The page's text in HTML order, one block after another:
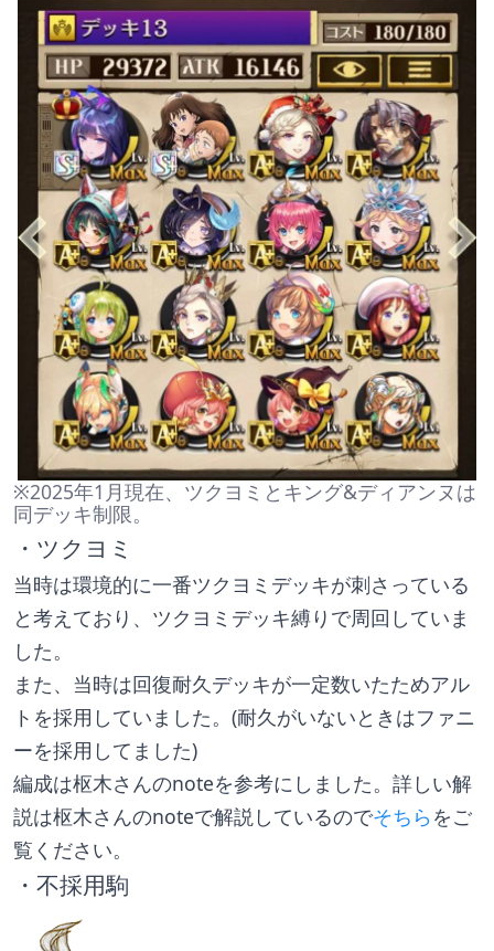
※2025年1月現在、ツクヨミとキング&ディアンヌは
同デッキ制限。
・ツクヨミ
当時は環境的に一番ツクヨミデッキが刺さっている
と考えており、ツクヨミデッキ縛りで周回していま
した。
また、当時は回復耐久デッキが一定数いたためアル
トを採用していました。(耐久がいないときはファニ
ーを採用してました)
編成は枢木さんのnoteを参考にしました。詳しい解
説は枢木さんのnoteで解説しているのでそちら をご
覧ください。
・不採用駒